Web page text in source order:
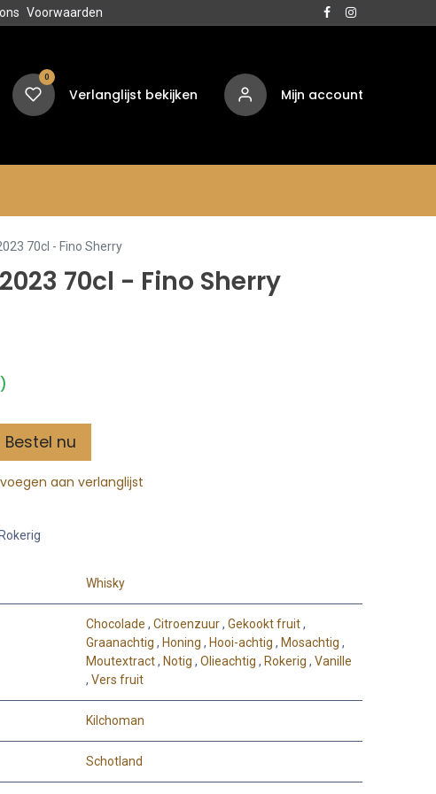
Voorwaarden
0
Verlanglijst bekijken Mijn account
70cl - Fino Sherry
70cl - Fino Sherry
Bestel nu
aan verlanglijst
Whisky
Chocolade , Citroenzuur, Gekookt fruit,
Graanachtig , Honing , Hooi-achtig , Mosachtig ,
Moutextract, Notig , Olieachtig , Rokerig , Vanille
, Vers fruit
Kilchoman
Schotland